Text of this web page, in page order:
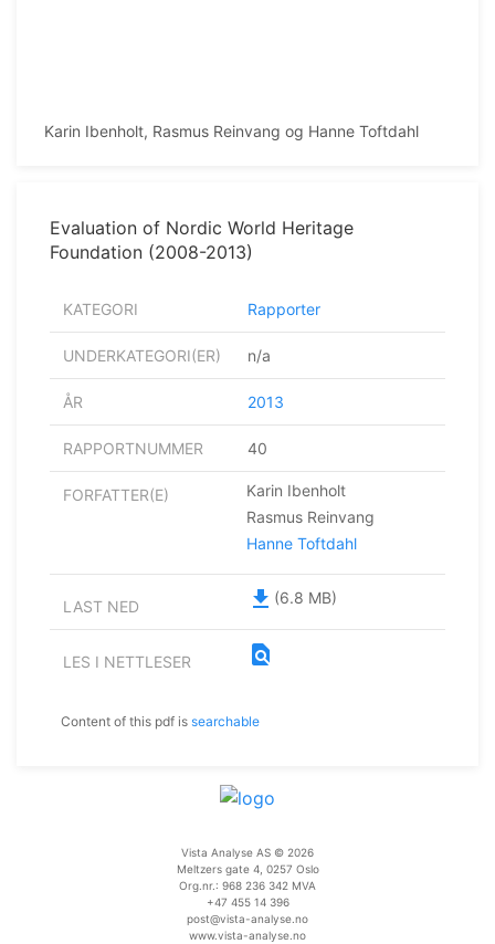
Karin Ibenholt, Rasmus Reinvang og Hanne Toftdahl
Evaluation of Nordic World Heritage
Foundation (2008-2013)
KATEGORI Rapporter
UNDERKATEGORI(ER) n/a
ÅR 2013
RAPPORTNUMMER 40
FORFATTER(E)
Karin Ibenholt
Rasmus Reinvang
Hanne Toftdahl
LAST NED file_download (6.8 MB)
LES I NETTLESER find_in_page
Content of this pdf is searchable
Vista Analyse AS © 2026
Meltzers gate 4, 0257 Oslo
Org.nr.: 968 236 342 MVA
+47 455 14 396
post@vista-analyse.no
www.vista-analyse.no